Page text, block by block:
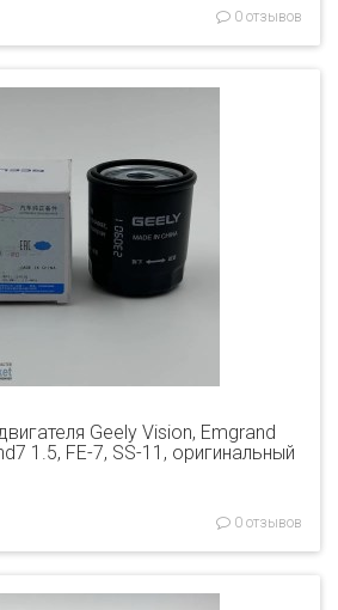
0 отзывов
Geely Vision, Emgrand
1.5, FE-7, SS-11, оригинальный
0 отзывов